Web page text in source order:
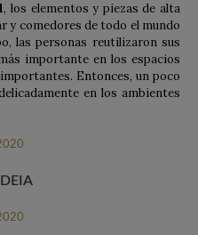
, los elementos y piezas de alta
y comedores de todo el mundo
las personas reutilizaron sus
importante en los espacios
Entonces, un poco
en los ambientes